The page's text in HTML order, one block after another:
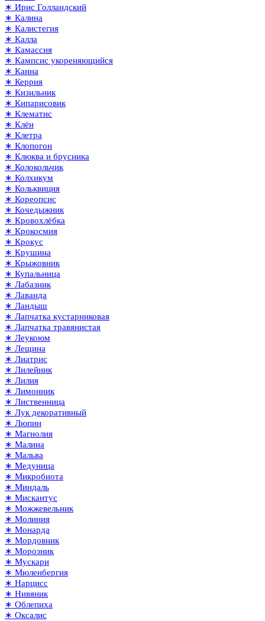
∗ Ирис Голландский
∗ Калина
∗ Калистегия
∗ Калла
∗ Камассия
∗ Кампсис укореняющийся
∗ Канна
∗ Керрия
∗ Кизильник
∗ Кипарисовик
∗ Клематис
∗ Клён
∗ Клетра
∗ Клопогон
∗ Клюква и брусника
∗ Колокольчик
∗ Колхикум
∗ Кольквиция
∗ Кореопсис
∗ Кочедыжник
∗ Кровохлёбка
∗ Крокосмия
∗ Крокус
∗ Крушина
∗ Крыжовник
∗ Купальница
∗ Лабазник
∗ Лаванда
∗ Ландыш
∗ Лапчатка кустарниковая
∗ Лапчатка травянистая
∗ Леукоюм
∗ Лещина
∗ Лиатрис
∗ Лилейник
∗ Лилия
∗ Лимонник
∗ Лиственница
∗ Лук декоративный
∗ Люпин
∗ Магнолия
∗ Малина
∗ Мальва
∗ Медуница
∗ Микробиота
∗ Миндаль
∗ Мискантус
∗ Можжевельник
∗ Молиния
∗ Монарда
∗ Мордовник
∗ Морозник
∗ Мускари
∗ Мюленбергия
∗ Нарцисс
∗ Нивяник
∗ Облепиха
∗ Оксалис